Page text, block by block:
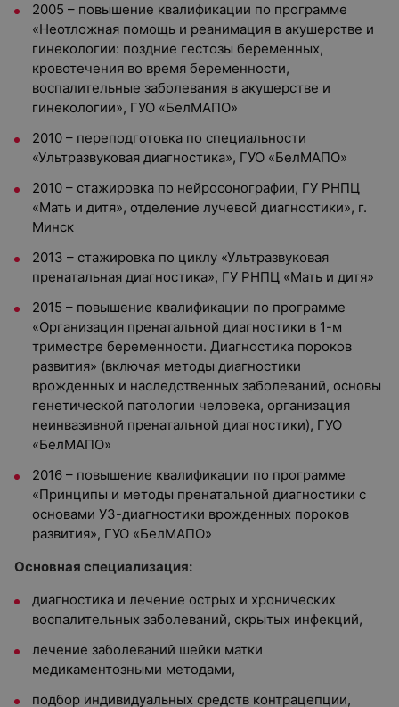
2005 – повышение квалификации по программе
«Неотложная помощь и реанимация в акушерстве и
гинекологии: поздние гестозы беременных,
кровотечения во время беременности,
воспалительные заболевания в акушерстве и
гинекологии», ГУО «БелМАПО»
2010 – переподготовка по специальности
«Ультразвуковая диагностика», ГУО «БелМАПО»
2010 – стажировка по нейросонографии, ГУ РНПЦ
«Мать и дитя», отделение лучевой диагностики», г.
Минск
2013 – стажировка по циклу «Ультразвуковая
пренатальная диагностика», ГУ РНПЦ «Мать и дитя»
2015 – повышение квалификации по программе
«Организация пренатальной диагностики в 1-м
триместре беременности. Диагностика пороков
развития» (включая методы диагностики
врожденных и наследственных заболеваний, основы
генетической патологии человека, организация
неинвазивной пренатальной диагностики), ГУО
«БелМАПО»
2016 – повышение квалификации по программе
«Принципы и методы пренатальной диагностики с
основами УЗ-диагностики врожденных пороков
развития», ГУО «БелМАПО»
Основная специализация:
диагностика и лечение острых и хронических
воспалительных заболеваний, скрытых инфекций,
лечение заболеваний шейки матки
медикаментозными методами,
подбор индивидуальных средств контрацепции,